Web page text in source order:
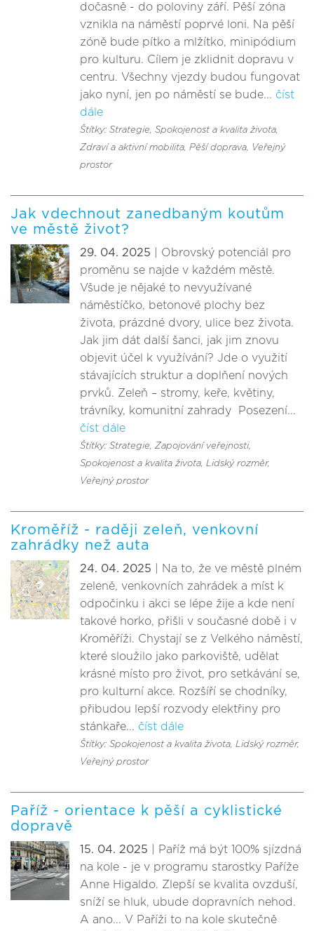
dočasně - do poloviny září. Pěší zóna
vznikla na náměstí poprvé loni. Na pěší
zóně bude pítko a mlžítko, minipódium
pro kulturu. Cílem je zklidnit dopravu v
centru. Všechny vjezdy budou fungovat
jako nyní, jen po náměstí se bude... číst
dále
Štítky: Strategie, Spokojenost a kvalita života,
Zdraví a aktivní mobilita, Pěší doprava, Veřejný
prostor
Jak vdechnout zanedbaným koutům
ve městě život?
29. 04. 2025 | Obrovský potenciál pro
proměnu se najde v každém městě.
Všude je nějaké to nevyužívané
náměstíčko, betonové plochy bez
života, prázdné dvory, ulice bez života.
Jak jim dát další šanci, jak jim znovu
objevit účel k využívání? Jde o využití
stávajících struktur a doplňení nových
prvků. Zeleň – stromy, keře, květiny,
trávníky, komunitní zahrady Posezení...
číst dále
Štítky: Strategie, Zapojování veřejnosti,
Spokojenost a kvalita života, Lidský rozměr,
Veřejný prostor
Kroměříž - raději zeleň, venkovní
zahrádky než auta
24. 04. 2025 | Na to, že ve městě plném
zeleně, venkovních zahrádek a míst k
odpočinku i akci se lépe žije a kde není
takové horko, přišli v současné době i v
Kroměříži. Chystají se z Velkého náměstí,
které sloužilo jako parkoviště, udělat
krásné místo pro život, pro setkávání se,
pro kulturní akce. Rozšíří se chodníky,
přibudou lepší rozvody elektřiny pro
stánkaře... číst dále
Štítky: Spokojenost a kvalita života, Lidský rozměr,
Veřejný prostor
Paříž - orientace k pěší a cyklistické
dopravě
15. 04. 2025 | Paříž má být 100% sjízdná
na kole - je v programu starostky Paříže
Anne Higaldo. Zlepší se kvalita ovzduší,
sníží se hluk, ubude dopravních nehod.
A ano... V Paříži to na kole skutečně